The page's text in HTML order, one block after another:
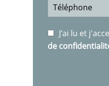
J’ai lu et
de